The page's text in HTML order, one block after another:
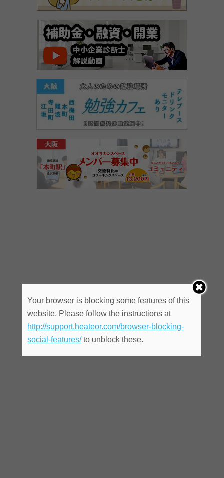
Your browser is blocking some features of this
website. Please follow the instructions at
http://support.heateor.com/browser-blocking-
social-features/to unblock these.